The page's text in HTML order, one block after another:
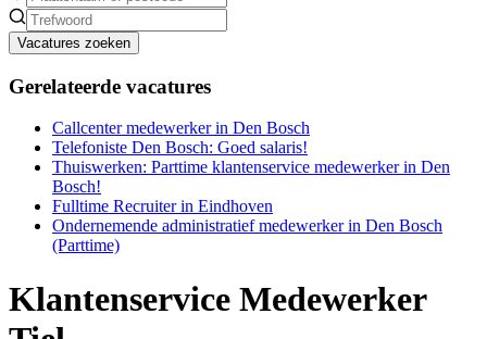
Vacatures zoeken
Gerelateerde vacatures
Callcenter medewerker in Den Bosch
Telefoniste Den Bosch: Goed salaris!
Thuiswerken: Parttime klantenservice medewerker in Den
Bosch!
Fulltime Recruiter in Eindhoven
Ondernemende administratief medewerker in Den Bosch
(Parttime)
Klantenservice Medewerker